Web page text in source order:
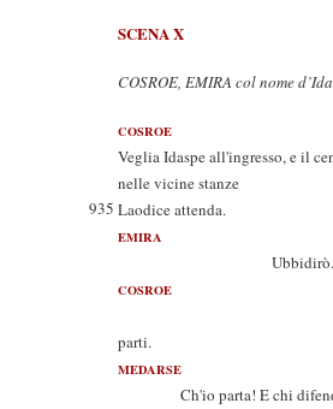
SCENA X
COSROE, EMIRA col nome
COSROE
Veglia Idaspe all'ingresso, e il
nelle vicine stanze
935 Laodice attenda.
EMIRA
Ubbidirò.
COSROE
parti.
MEDARSE
Ch'io parta! E chi